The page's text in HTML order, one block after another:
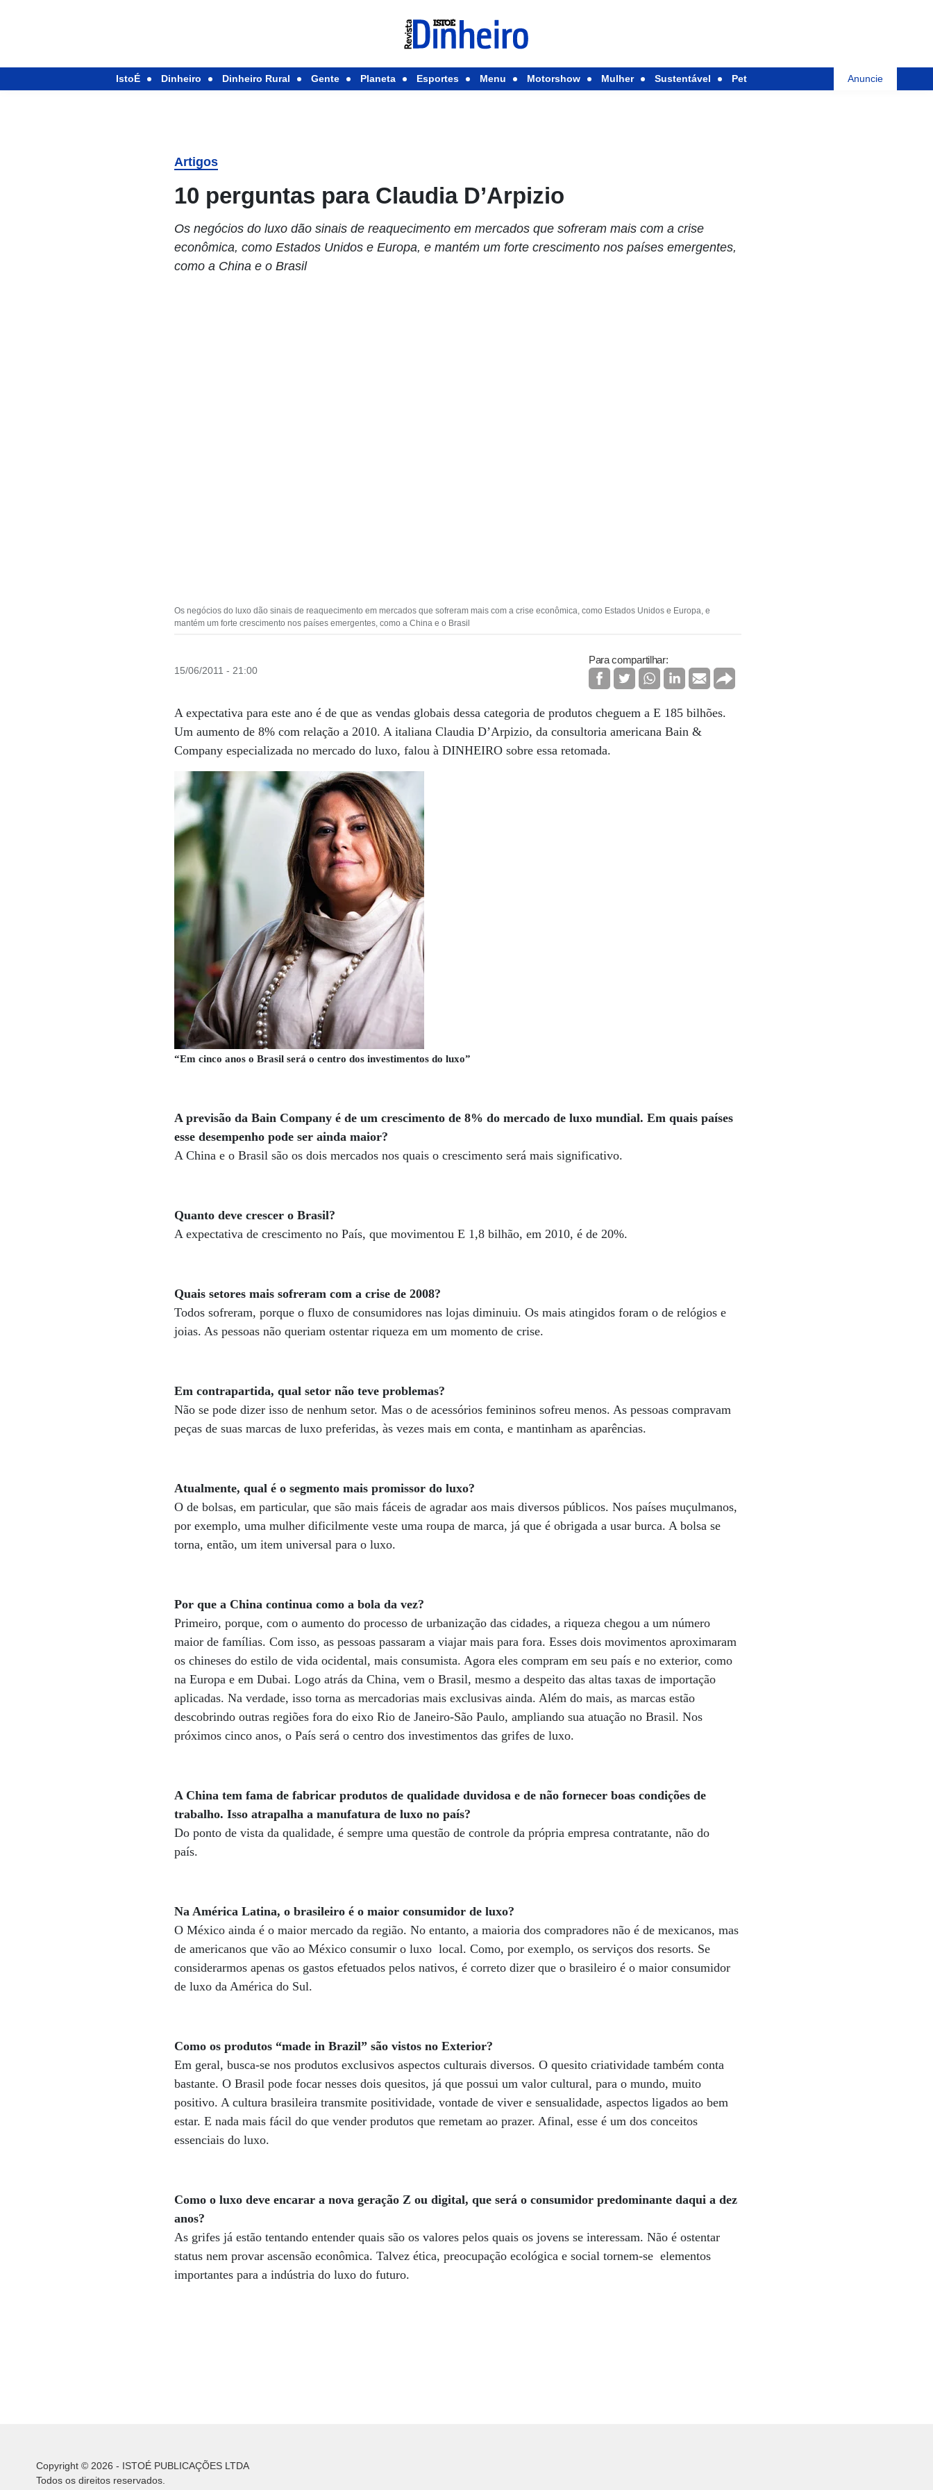
IstoÉ Dinheiro Dinheiro Rural Gente Planeta Esportes Menu Motorshow Mulher Sustentável Pet Anuncie
Artigos
10 perguntas para Claudia D’Arpizio
Os negócios do luxo dão sinais de reaquecimento em mercados que sofreram mais com a crise
econômica, como Estados Unidos e Europa, e mantém um forte crescimento nos países emergentes,
como a China e o Brasil
Os negócios do luxo dão sinais de reaquecimento em mercados que sofreram mais com a crise econômica, como Estados Unidos e Europa, e
mantém um forte crescimento nos países emergentes, como a China e o Brasil
15/06/2011 - 21:00
Para compartilhar:
A expectativa para este ano é de que as vendas globais dessa categoria de produtos cheguem a E 185 bilhões.
Um aumento de 8% com relação a 2010. A italiana Claudia D’Arpizio, da consultoria americana Bain &
Company especializada no mercado do luxo, falou à DINHEIRO sobre essa retomada.
“Em cinco anos o Brasil será o centro dos investimentos do luxo”
A previsão da Bain Company é de um crescimento de 8% do mercado de luxo mundial. Em quais países
esse desempenho pode ser ainda maior?
A China e o Brasil são os dois mercados nos quais o crescimento será mais significativo.
Quanto deve crescer o Brasil?
A expectativa de crescimento no País, que movimentou E 1,8 bilhão, em 2010, é de 20%.
Quais setores mais sofreram com a crise de 2008?
Todos sofreram, porque o fluxo de consumidores nas lojas diminuiu. Os mais atingidos foram o de relógios e
joias. As pessoas não queriam ostentar riqueza em um momento de crise.
Em contrapartida, qual setor não teve problemas?
Não se pode dizer isso de nenhum setor. Mas o de acessórios femininos sofreu menos. As pessoas compravam
peças de suas marcas de luxo preferidas, às vezes mais em conta, e mantinham as aparências.
Atualmente, qual é o segmento mais promissor do luxo?
O de bolsas, em particular, que são mais fáceis de agradar aos mais diversos públicos. Nos países muçulmanos,
por exemplo, uma mulher dificilmente veste uma roupa de marca, já que é obrigada a usar burca. A bolsa se
torna, então, um item universal para o luxo.
Por que a China continua como a bola da vez?
Primeiro, porque, com o aumento do processo de urbanização das cidades, a riqueza chegou a um número
maior de famílias. Com isso, as pessoas passaram a viajar mais para fora. Esses dois movimentos aproximaram
os chineses do estilo de vida ocidental, mais consumista. Agora eles compram em seu país e no exterior, como
na Europa e em Dubai. Logo atrás da China, vem o Brasil, mesmo a despeito das altas taxas de importação
aplicadas. Na verdade, isso torna as mercadorias mais exclusivas ainda. Além do mais, as marcas estão
descobrindo outras regiões fora do eixo Rio de Janeiro-São Paulo, ampliando sua atuação no Brasil. Nos
próximos cinco anos, o País será o centro dos investimentos das grifes de luxo.
A China tem fama de fabricar produtos de qualidade duvidosa e de não fornecer boas condições de
trabalho. Isso atrapalha a manufatura de luxo no país?
Do ponto de vista da qualidade, é sempre uma questão de controle da própria empresa contratante, não do
país.
Na América Latina, o brasileiro é o maior consumidor de luxo?
O México ainda é o maior mercado da região. No entanto, a maioria dos compradores não é de mexicanos, mas
de americanos que vão ao México consumir o luxo local. Como, por exemplo, os serviços dos resorts. Se
considerarmos apenas os gastos efetuados pelos nativos, é correto dizer que o brasileiro é o maior consumidor
de luxo da América do Sul.
Como os produtos “made in Brazil” são vistos no Exterior?
Em geral, busca-se nos produtos exclusivos aspectos culturais diversos. O quesito criatividade também conta
bastante. O Brasil pode focar nesses dois quesitos, já que possui um valor cultural, para o mundo, muito
positivo. A cultura brasileira transmite positividade, vontade de viver e sensualidade, aspectos ligados ao bem
estar. E nada mais fácil do que vender produtos que remetam ao prazer. Afinal, esse é um dos conceitos
essenciais do luxo.
Como o luxo deve encarar a nova geração Z ou digital, que será o consumidor predominante daqui a dez
anos?
As grifes já estão tentando entender quais são os valores pelos quais os jovens se interessam. Não é ostentar
status nem provar ascensão econômica. Talvez ética, preocupação ecológica e social tornem-se elementos
importantes para a indústria do luxo do futuro.
Copyright © 2026 - ISTOÉ PUBLICAÇÕES LTDA
Todos os direitos reservados.